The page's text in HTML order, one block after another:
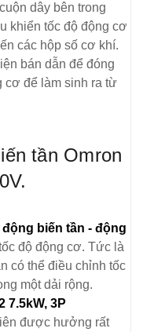
dây bên trong
khiển tốc độ động cơ
các hộp số cơ khí.
bán dẫn để đóng
cơ để làm sinh ra từ
tần Omron
biến tần - động
độ động cơ. Tức là
có thể điều chỉnh tốc
một dải rộng.
7.5kW, 3P
được hưởng rất